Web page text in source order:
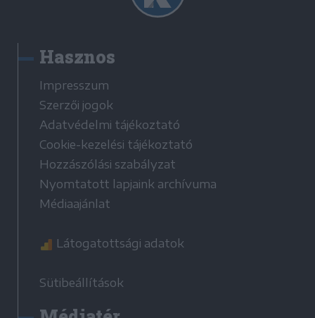
Hasznos
Impresszum
Szerzői jogok
Adatvédelmi tájékoztató
Cookie-kezelési tájékoztató
Hozzászólási szabályzat
Nyomtatott lapjaink archívuma
Médiaajánlat
Látogatottsági adatok
Sütibeállítások